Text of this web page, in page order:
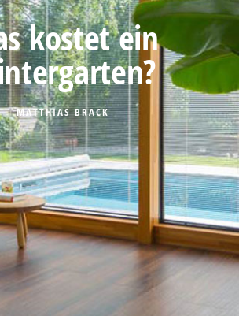
kostet ein
MATTHIAS BRACK